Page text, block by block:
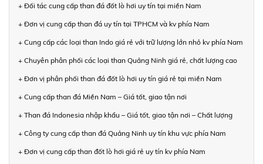
+ Đối tác cung cấp than đá đốt lò hơi uy tín tại miền Nam
+ Đơn vị cung cấp than đá uy tín tại TPHCM và kv phía Nam
+ Cung cấp các loại than Indo giá rẻ với trữ lượng lớn nhỏ kv phía Nam
+ Chuyên phân phối các loại than Quảng Ninh giá rẻ, chất lượng cao
+ Đơn vị phân phối than đá đốt lò hơi uy tín giá rẻ tại miền Nam
+ Cung cấp than đá Miền Nam – Giá tốt, giao tận nơi
+ Than đá Indonesia nhập khẩu – Giá tốt, giao tận nơi – Chất lượng
+ Công ty cung cấp than đá Quảng Ninh uy tín khu vực phía Nam
+ Đơn vị cung cấp than đốt lò hơi giá rẻ uy tín kv phía Nam